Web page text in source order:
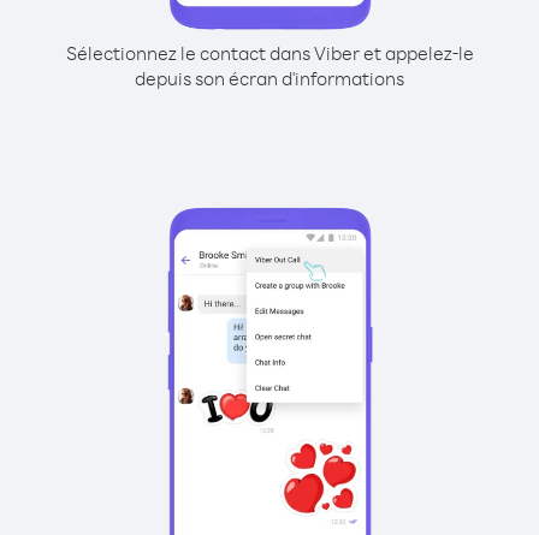
Sélectionnez le contact dans Viber et appelez-le
depuis son écran d'informations